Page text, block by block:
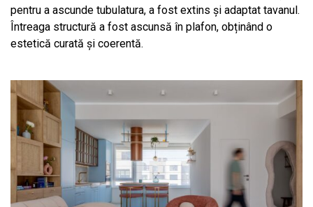
pentru a ascunde tubulatura, a fost extins și adaptat tavanul.
Întreaga structură a fost ascunsă în plafon, obținând o
estetică curată și coerentă.